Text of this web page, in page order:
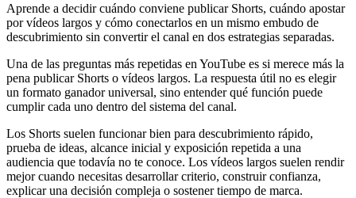
Aprende a decidir cuándo conviene publicar Shorts, cuándo apostar
por vídeos largos y cómo conectarlos en un mismo embudo de
descubrimiento sin convertir el canal en dos estrategias separadas.
Una de las preguntas más repetidas en YouTube es si merece más la
pena publicar Shorts o vídeos largos. La respuesta útil no es elegir
un formato ganador universal, sino entender qué función puede
cumplir cada uno dentro del sistema del canal.
Los Shorts suelen funcionar bien para descubrimiento rápido,
prueba de ideas, alcance inicial y exposición repetida a una
audiencia que todavía no te conoce. Los vídeos largos suelen rendir
mejor cuando necesitas desarrollar criterio, construir confianza,
explicar una decisión compleja o sostener tiempo de marca.